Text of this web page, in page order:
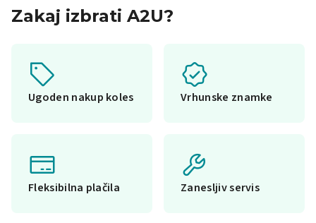
Zakaj izbrati A2U?
Ugoden nakup koles Vrhunske znamke
Fleksibilna plačila Zanesljiv servis